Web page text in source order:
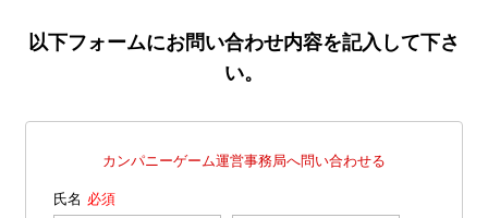
以下フォームにお問い合わせ内容を記入して下さ
い。
カンパニーゲーム運営事務局へ問い合わせる
氏名